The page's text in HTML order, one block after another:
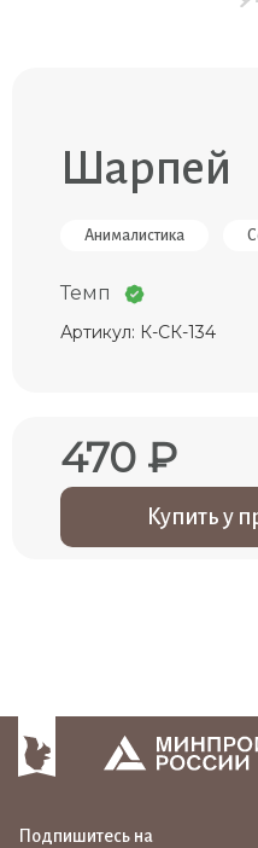
Шарпей
Анималистика
Темп
Артикул: К-СК-134
470 ₽
Купить у
Подпишитесь на